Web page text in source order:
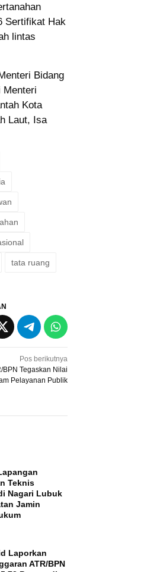
Sertifikat Hak
lintas
Bidang
Menteri
Kota
Laut, Isa
tata ruang
Pos berikutnya
BPN Tegaskan Nilai
Pelayanan Publik
Teknis
Nagari Lubuk
Jamin
Laporkan
ATR/BPN